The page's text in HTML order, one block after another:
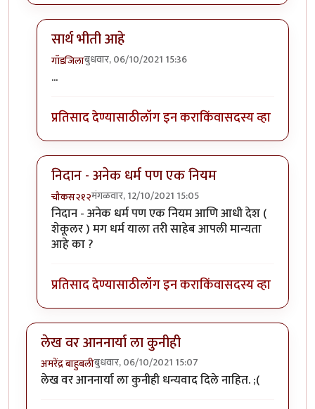
सार्थ भीती आहे
गॉडजिलाबुधवार, 06/10/2021 15:36
In reply to
...
प्रतिसाद देण्यासाठीलॉग इन कराकिंवासदस्य व्हा
निदान - अनेक धर्म पण एक नियम
चौकस२१२मंगळवार, 12/10/2021 15:05
In reply toम्हणून मला हे अयोग्य वाटतbyRajesh188
निदान - अनेक धर्म पण एक नियम आणि आधी देश (
शेकूलर ) मग धर्म याला तरी साहेब आपली मान्यता
आहे का ?
प्रतिसाद देण्यासाठीलॉग इन कराकिंवासदस्य व्हा
लेख वर आननार्या ला कुनीही
अमरेंद्र बाहुबलीबुधवार, 06/10/2021 15:07
लेख वर आननार्या ला कुनीही धन्यवाद दिले नाहित. ;(